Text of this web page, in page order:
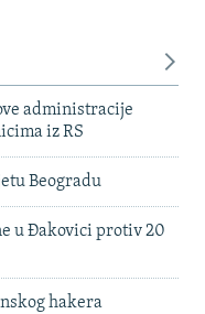
administracije
iz RS
Beogradu
u Đakovici protiv 20
hakera